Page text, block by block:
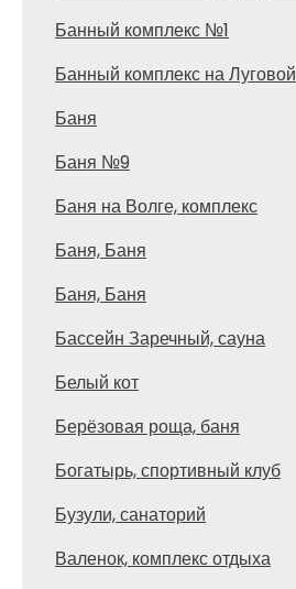
Банный комплекс №1
Банный комплекс на Луговой
Баня
Баня №9
Баня на Волге, комплекс
Баня, Баня
Баня, Баня
Бассейн Заречный, сауна
Белый кот
Берёзовая роща, баня
Богатырь, спортивный клуб
Бузули, санаторий
Валенок, комплекс отдыха